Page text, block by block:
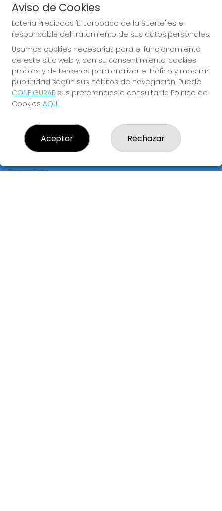
1.000.000€
JUGAR LA QUINIELA
LOTERÍA PRECIADOS "EL JOROBADO DE LA SUERTE"
¿Quiénes somos?
Comprar lotería
Resultados
Contacto
Premios Peña
Aviso de Cookies
Lotería Preciados "El Jorobado de la Suerte" es el
responsable del tratamiento de sus datos personales.
Usamos cookies necesarias para el funcionamiento
de este sitio web y, con su consentimiento, cookies
propias y de terceros para analizar el tráfico y mostrar
publicidad según sus hábitos de navegación. Puede
CONFIGURAR sus preferencias o consultar la Política de
Cookies AQUÍ.
Aceptar Rechazar